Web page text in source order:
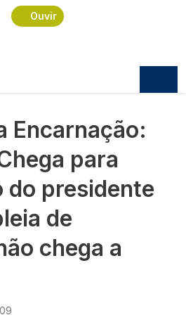
principal
Ouvir
Moção do Chega para
Encarnação:
para
do presidente
de
chega a